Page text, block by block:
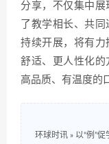
分享，不仅集中
了教学相长、共
持续开展，将有力
舒适、更人性化的
高品质、有温度的
环球时讯 » 以“例”